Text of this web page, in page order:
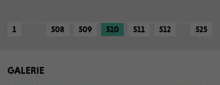
1 508 509 510 511 512 525
GALERIE